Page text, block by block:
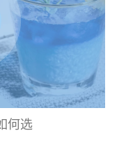
何选